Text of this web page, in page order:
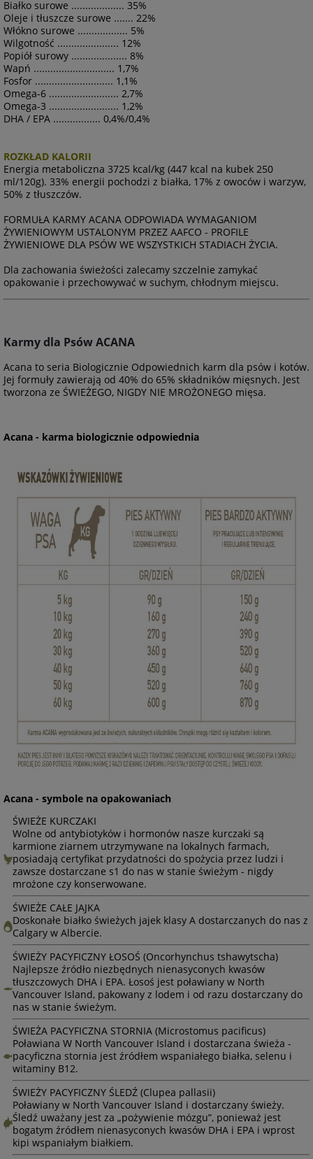
Białko surowe ................... 35%
Oleje i tłuszcze surowe ....... 22%
Włókno surowe .................. 5%
Wilgotność ...................... 12%
Popiół surowy .................... 8%
Wapń ............................. 1,7%
Fosfor ............................ 1,1%
Omega-6 ......................... 2,7%
Omega-3 ......................... 1,2%
DHA / EPA ................. 0,4%/0,4%
ROZKŁAD KALORII
Energia metaboliczna 3725 kcal/kg (447 kcal na kubek 250
ml/120g). 33% energii pochodzi z białka, 17% z owoców i warzyw,
50% z tłuszczów.
FORMUŁA KARMY ACANA ODPOWIADA WYMAGANIOM
ŻYWIENIOWYM USTALONYM PRZEZ AAFCO - PROFILE
ŻYWIENIOWE DLA PSÓW WE WSZYSTKICH STADIACH ŻYCIA.
Dla zachowania świeżości zalecamy szczelnie zamykać
opakowanie i przechowywać w suchym, chłodnym miejscu.
Karmy dla Psów ACANA
Acana to seria Biologicznie Odpowiednich karm dla psów i kotów.
Jej formuły zawierają od 40% do 65% składników mięsnych. Jest
tworzona ze ŚWIEŻEGO, NIGDY NIE MROŻONEGO mięsa.
Acana - karma biologicznie odpowiednia
Acana - symbole na opakowaniach
ŚWIEŻE KURCZAKI
Wolne od antybiotyków i hormonów nasze kurczaki są
karmione ziarnem utrzymywane na lokalnych farmach,
posiadają certyfikat przydatności do spożycia przez ludzi i
zawsze dostarczane s1 do nas w stanie świeżym - nigdy
mrożone czy konserwowane.
ŚWIEŻE CAŁE JAJKA
Doskonałe białko świeżych jajek klasy A dostarczanych do nas z
Calgary w Albercie.
ŚWIEŻY PACYFICZNY ŁOSOŚ (Oncorhynchus tshawytscha)
Najlepsze źródło niezbędnych nienasyconych kwasów
tłuszczowych DHA i EPA. Łosoś jest poławiany w North
Vancouver Island, pakowany z lodem i od razu dostarczany do
nas w stanie świeżym.
ŚWIEŻA PACYFICZNA STORNIA (Microstomus pacificus)
Poławiana W North Vancouver Island i dostarczana świeża -
pacyficzna stornia jest źródłem wspaniałego białka, selenu i
witaminy B12.
ŚWIEŻY PACYFICZNY ŚLEDŹ (Clupea pallasii)
Poławiany w North Vancouver Island i dostarczany świeży.
Śledź uważany jest za „pożywienie mózgu”, ponieważ jest
bogatym źródłem nienasyconych kwasów DHA i EPA i wprost
kipi wspaniałym białkiem.